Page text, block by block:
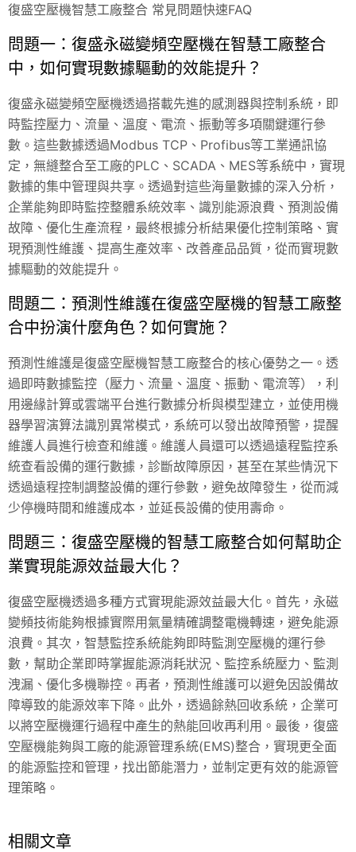
復盛空壓機智慧工廠整合 常見問題快速FAQ
問題一：復盛永磁變頻空壓機在智慧工廠整合
中，如何實現數據驅動的效能提升？
復盛永磁變頻空壓機透過搭載先進的感測器與控制系統，即
時監控壓力、流量、溫度、電流、振動等多項關鍵運行參
數。這些數據透過Modbus TCP、Profibus等工業通訊協
定，無縫整合至工廠的PLC、SCADA、MES等系統中，實現
數據的集中管理與共享。透過對這些海量數據的深入分析，
企業能夠即時監控整體系統效率、識別能源浪費、預測設備
故障、優化生產流程，最終根據分析結果優化控制策略、實
現預測性維護、提高生產效率、改善產品品質，從而實現數
據驅動的效能提升。
問題二：預測性維護在復盛空壓機的智慧工廠整
合中扮演什麼角色？如何實施？
預測性維護是復盛空壓機智慧工廠整合的核心優勢之一。透
過即時數據監控（壓力、流量、溫度、振動、電流等），利
用邊緣計算或雲端平台進行數據分析與模型建立，並使用機
器學習演算法識別異常模式，系統可以發出故障預警，提醒
維護人員進行檢查和維護。維護人員還可以透過遠程監控系
統查看設備的運行數據，診斷故障原因，甚至在某些情況下
透過遠程控制調整設備的運行參數，避免故障發生，從而減
少停機時間和維護成本，並延長設備的使用壽命。
問題三：復盛空壓機的智慧工廠整合如何幫助企
業實現能源效益最大化？
復盛空壓機透過多種方式實現能源效益最大化。首先，永磁
變頻技術能夠根據實際用氣量精確調整電機轉速，避免能源
浪費。其次，智慧監控系統能夠即時監測空壓機的運行參
數，幫助企業即時掌握能源消耗狀況、監控系統壓力、監測
洩漏、優化多機聯控。再者，預測性維護可以避免因設備故
障導致的能源效率下降。此外，透過餘熱回收系統，企業可
以將空壓機運行過程中產生的熱能回收再利用。最後，復盛
空壓機能夠與工廠的能源管理系統(EMS)整合，實現更全面
的能源監控和管理，找出節能潛力，並制定更有效的能源管
理策略。
相關文章